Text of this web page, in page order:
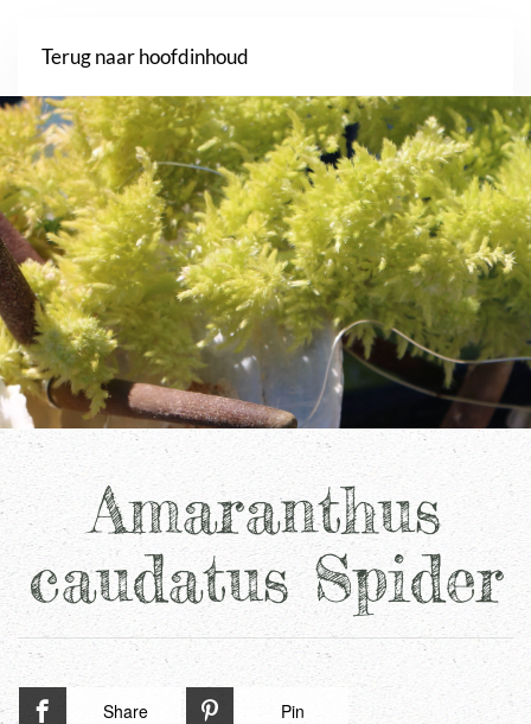
Terug naar hoofdinhoud
Amaranthus
caudatus Spider
Share Pin